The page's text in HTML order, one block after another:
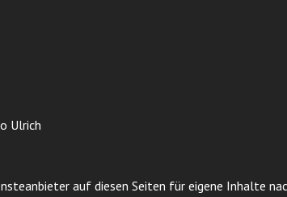
Ulrich
auf diesen Seiten für eigene Inhalte